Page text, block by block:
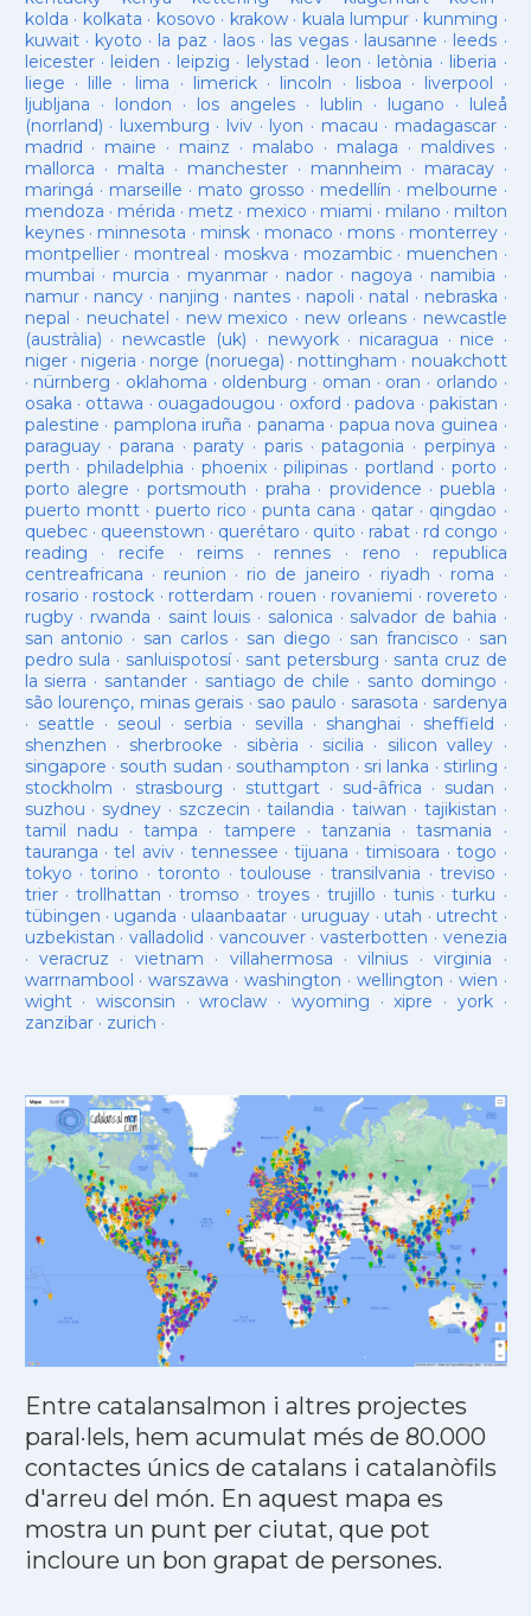
kolda · kolkata · kosovo · krakow· kuala lumpur · kunming ·
kuwait· kyoto · la paz · laos· las vegas· lausanne · leeds ·
leicester· leiden · leipzig · lelystad · leon · letònia · liberia ·
liege · lille · lima · limerick· lincoln · lisboa · liverpool ·
ljubljana · london · los angeles· lublin · lugano · luleå
(norrland) · luxemburg · lviv · lyon · macau · madagascar·
madrid · maine · mainz · malabo · malaga · maldives·
mallorca · malta · manchester· mannheim · maracay·
maringá · marseille · mato grosso · medellín · melbourne ·
mendoza · mérida · metz · mexico · miami · milano · milton
keynes· minnesota · minsk · monaco · mons · monterrey ·
montpellier· montreal · moskva · mozambic· muenchen ·
mumbai · murcia · myanmar· nador · nagoya · namibia ·
namur· nancy · nanjing · nantes · napoli · natal · nebraska ·
nepal · neuchatel · new mexico · new orleans· newcastle
(austràlia) · newcastle (uk) · newyork· nicaragua · nice ·
niger· nigeria · norge (noruega) · nottingham · nouakchott
· nürnberg · oklahoma · oldenburg · oman · oran · orlando ·
osaka · ottawa · ouagadougou · oxford ·padova ·pakistan ·
palestine · pamplona iruña · panama · papua nova guinea ·
paraguay· parana ·paraty · paris·patagonia · perpinya ·
perth ·philadelphia · phoenix·pilipinas ·portland · porto ·
porto alegre ·portsmouth ·praha · providence ·puebla ·
puerto montt· puerto rico ·punta cana · qatar · qingdao ·
quebec· queenstown · querétaro · quito · rabat · rd congo ·
reading · recife · reims· rennes · reno · republica
centreafricana · reunion · rio de janeiro · riyadh · roma ·
rosario · rostock · rotterdam · rouen · rovaniemi · rovereto ·
rugby· rwanda · saint louis · salonica · salvador de bahia ·
san antonio · san carlos· san diego · san francisco · san
pedro sula · sanluispotosí· sant petersburg · santa cruz de
la sierra · santander · santiago de chile · santo domingo ·
são lourenço, minas gerais · sao paulo · sarasota · sardenya
· seattle · seoul · serbia · sevilla · shanghai · sheffield ·
shenzhen · sherbrooke · sibèria · sicilia · silicon valley ·
singapore · south sudan · southampton · sri lanka · stirling ·
stockholm · strasbourg · stuttgart· sud-âfrica · sudan ·
suzhou · sydney · szczecin ·tailandia ·taiwan · tajikistan ·
tamil nadu ·tampa · tampere · tanzania ·tasmania ·
tauranga ·tel aviv· tennessee ·tijuana ·timisoara ·togo ·
tokyo ·torino ·toronto ·toulouse ·transilvania ·treviso ·
trier· trollhattan · tromso · troyes·trujillo ·tunis ·turku ·
tübingen · uganda · ulaanbaatar · uruguay · utah · utrecht ·
uzbekistan · valladolid · vancouver· vasterbotten · venezia
· veracruz · vietnam · villahermosa ·vilnius ·virginia ·
warrnambool ·warszawa ·washington · wellington · wien ·
wight· wisconsin ·wroclaw · wyoming ·xipre · york·
zanzibar· zurich ·
Entre catalansalmon i altres projectes
paral·lels, hem acumulat més de 80.000
contactes únics de catalans i catalanòfils
d'arreu del món. En aquest mapa es
mostra un punt per ciutat, que pot
incloure un bon grapat de persones.